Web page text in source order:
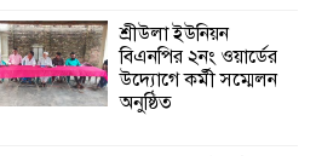
শ্রীউলা ইউনিয়ন
বিএনপির ২নং ওয়ার্ডের
উদ্যোগে কর্মী সম্মেলন
অনুষ্ঠিত